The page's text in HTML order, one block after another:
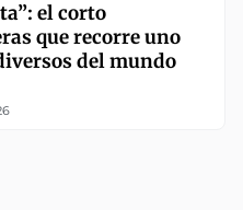
el corto
que recorre uno
del mundo